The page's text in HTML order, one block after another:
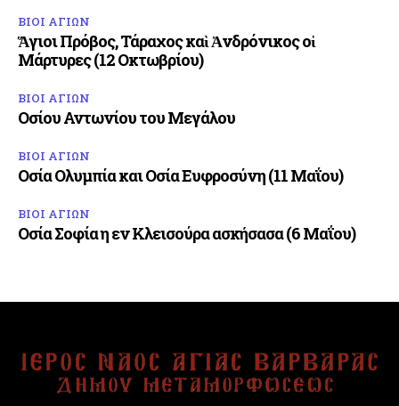
ΒΙΟΙ ΑΓΙΩΝ
Ἅγιοι Πρόβος, Τάραχος καὶ Ἀνδρόνικος οἱ
Μάρτυρες (12 Οκτωβρίου)
ΒΙΟΙ ΑΓΙΩΝ
Οσίου Αντωνίου του Μεγάλου
ΒΙΟΙ ΑΓΙΩΝ
Οσία Ολυμπία και Οσία Ευφροσύνη (11 Μαΐου)
ΒΙΟΙ ΑΓΙΩΝ
Οσία Σοφία η εν Κλεισούρα ασκήσασα (6 Μαΐου)